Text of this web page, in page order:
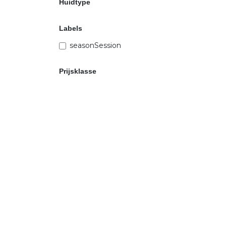
Huidtype
Labels
seasonSession
Prijsklasse